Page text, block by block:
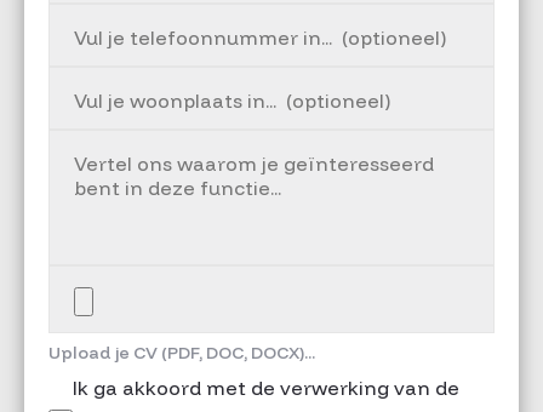
Upload je CV (PDF, DOC, DOCX)...
Ik ga akkoord met de verwerking van de